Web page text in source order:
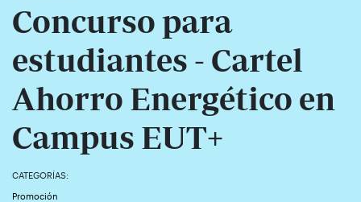
Concurso para
estudiantes - Cartel
Ahorro Energético en
Campus EUT+
CATEGORÍAS:
Promoción